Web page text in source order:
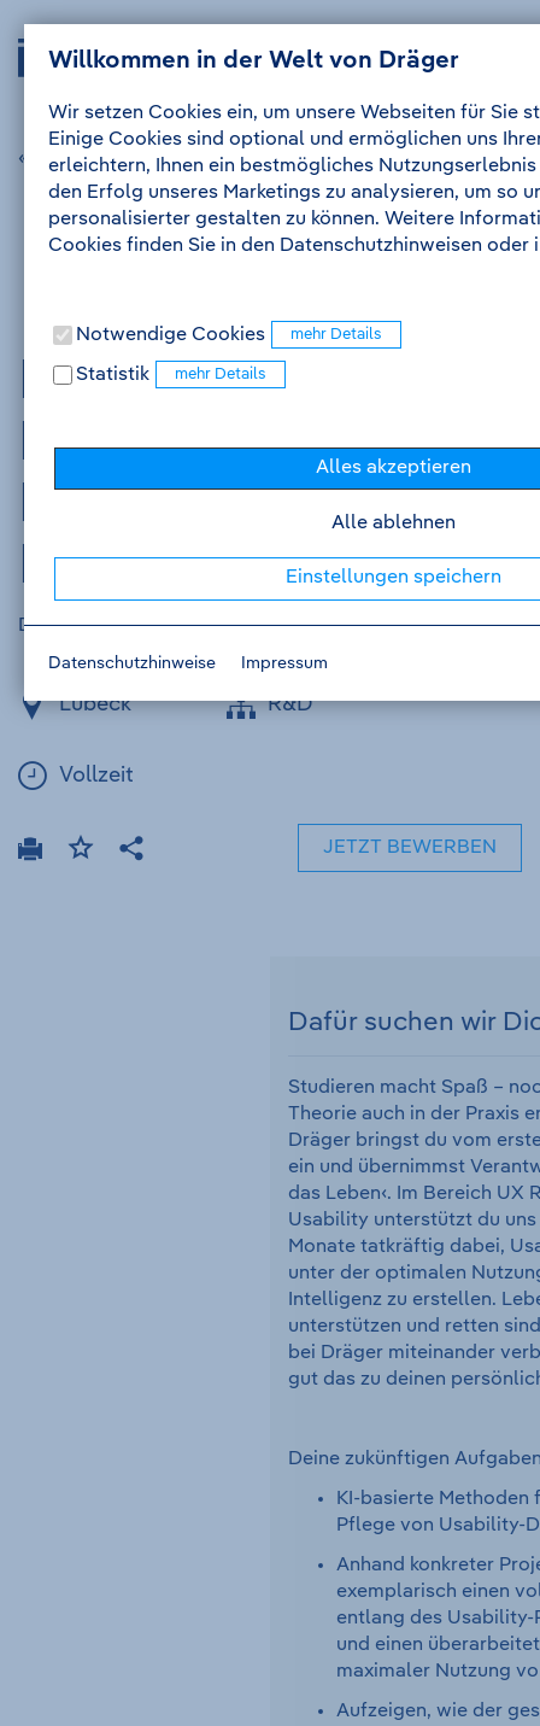
Zum
Inhalt
Anmelden
Zur
Navigation
Drägerwerk
AG
KGaA
Startseite
Willkommen in der Welt von Dräger
Wir setzen Cookies ein, um unsere Webseiten für Sie
Einige Cookies sind optional und ermöglichen uns
erleichtern, Ihnen ein bestmögliches
den Erfolg unseres Marketings zu analysieren, um so
personalisierter gestalten zu können. Weitere
Cookies finden Sie in den Datenschutzhinweisen oder
Notwendige Cookies
Statistik
Alles akzeptieren
Alle ablehnen
Einstellungen speichern
Datenschutzhinweise Impressum
« vorherige Stellenanzeige nächste Stellenanzeige »
Praktikum
Medizinprodukte -
KI zur Usability
Dokumentation
Drägerwerk AG & Co. KGaA - Job-ID V000011031
Lübeck R&D
Vollzeit
DruckenStellenanzeige
Teilen
JETZT BEWERBEN
Dafür suchen wir
Studieren macht Spaß –
Theorie auch in der Praxis
Dräger bringst du vom
ein und übernimmst
das Leben‹. Im Bereich UX
Usability unterstützt du
Monate tatkräftig dabei,
unter der optimalen
Intelligenz zu erstellen.
unterstützen und retten
bei Dräger miteinander
gut das zu deinen
Deine zukünftigen
KI-basierte Methoden
Pflege von Usability-
Anhand konkreter
exemplarisch einen
entlang des Usability-
und einen
maximaler Nutzung
Aufzeigen, wie der